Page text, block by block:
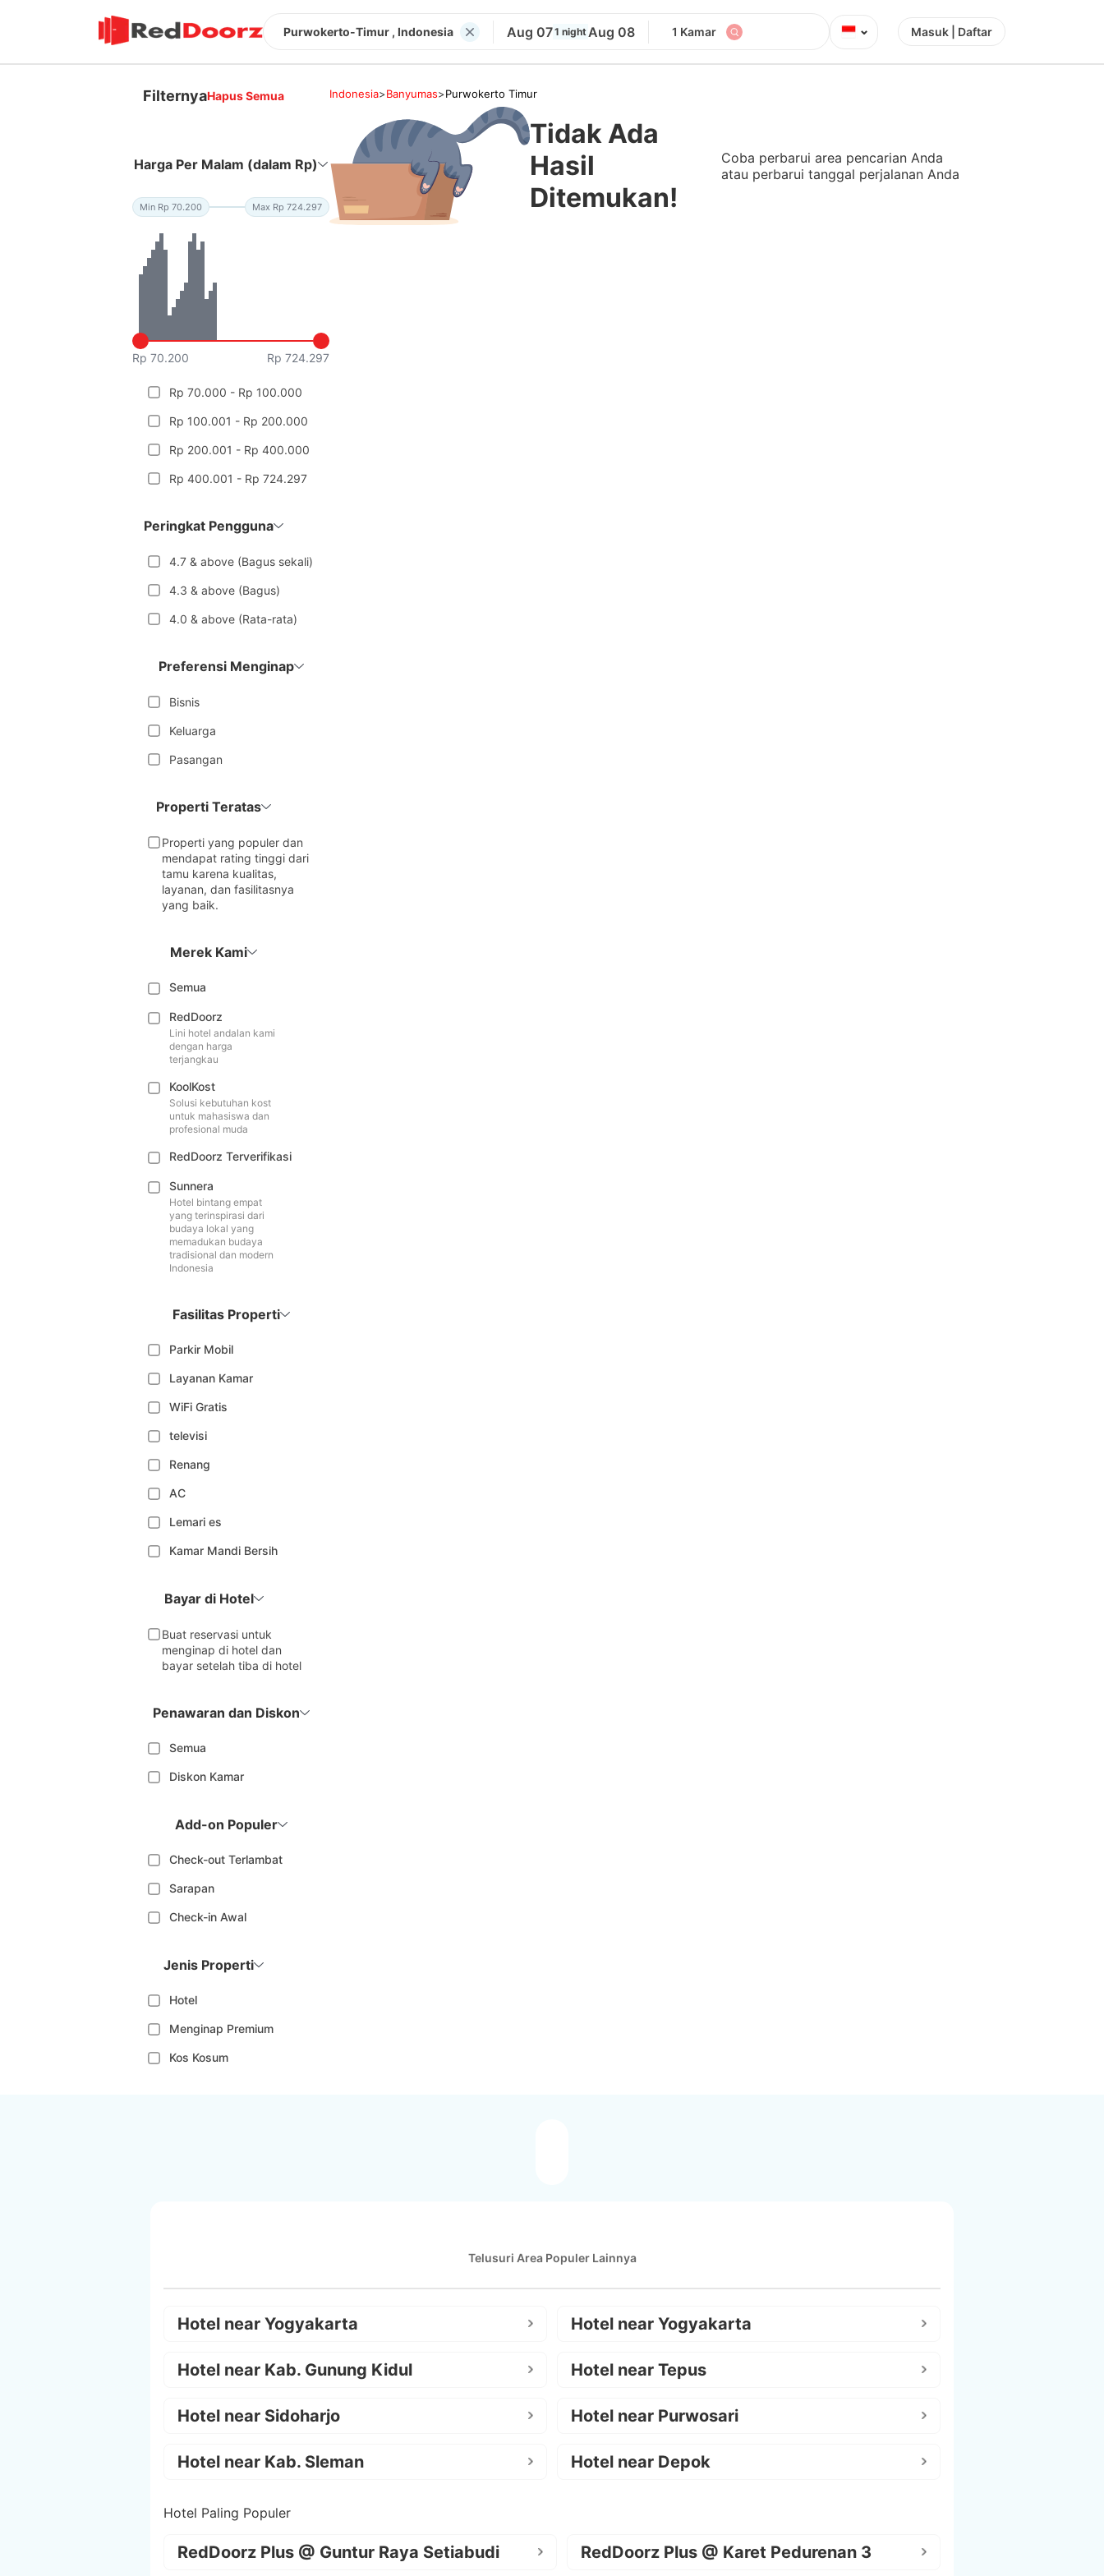
Purwokerto-Timur , Indonesia Aug 071 night Aug 08 1 Kamar ⌄ Masuk | Daftar
FilternyaHapus Semua
Harga Per Malam (dalam Rp)
Min Rp 70.200 Max Rp 724.297
Rp 70.200 Rp 724.297
Rp 70.000 - Rp 100.000
Rp 100.001 - Rp 200.000
Rp 200.001 - Rp 400.000
Rp 400.001 - Rp 724.297
Peringkat Pengguna
4.7 & above (Bagus sekali)
4.3 & above (Bagus)
4.0 & above (Rata-rata)
Preferensi Menginap
Bisnis
Keluarga
Pasangan
Properti Teratas
Properti yang populer dan
mendapat rating tinggi dari
tamu karena kualitas,
layanan, dan fasilitasnya
yang baik.
Merek Kami
Semua
RedDoorz
Lini hotel andalan kami
dengan harga
terjangkau
KoolKost
Solusi kebutuhan kost
untuk mahasiswa dan
profesional muda
RedDoorz Terverifikasi
Sunnera
Hotel bintang empat
yang terinspirasi dari
budaya lokal yang
memadukan budaya
tradisional dan modern
Indonesia
Fasilitas Properti
Parkir Mobil
Layanan Kamar
WiFi Gratis
televisi
Renang
AC
Lemari es
Kamar Mandi Bersih
Bayar di Hotel
Buat reservasi untuk
menginap di hotel dan
bayar setelah tiba di hotel
Penawaran dan Diskon
Semua
Diskon Kamar
Add-on Populer
Check-out Terlambat
Sarapan
Check-in Awal
Jenis Properti
Hotel
Menginap Premium
Kos Kosum
Indonesia>Banyumas>Purwokerto Timur
Tidak Ada
Hasil
Ditemukan!
Coba perbarui area pencarian Anda
atau perbarui tanggal perjalanan Anda
Telusuri Area Populer Lainnya
Hotel near Yogyakarta Hotel near Yogyakarta
Hotel near Kab. Gunung Kidul Hotel near Tepus
Hotel near Sidoharjo Hotel near Purwosari
Hotel near Kab. Sleman Hotel near Depok
Hotel Paling Populer
RedDoorz Plus @ Guntur Raya Setiabudi RedDoorz Plus @ Karet Pedurenan 3